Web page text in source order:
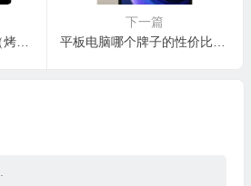
烤箱品牌排行榜前十名（烤箱好用不贵高性价比推荐）
下一篇